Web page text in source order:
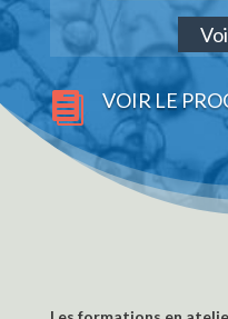
 VOIR LE